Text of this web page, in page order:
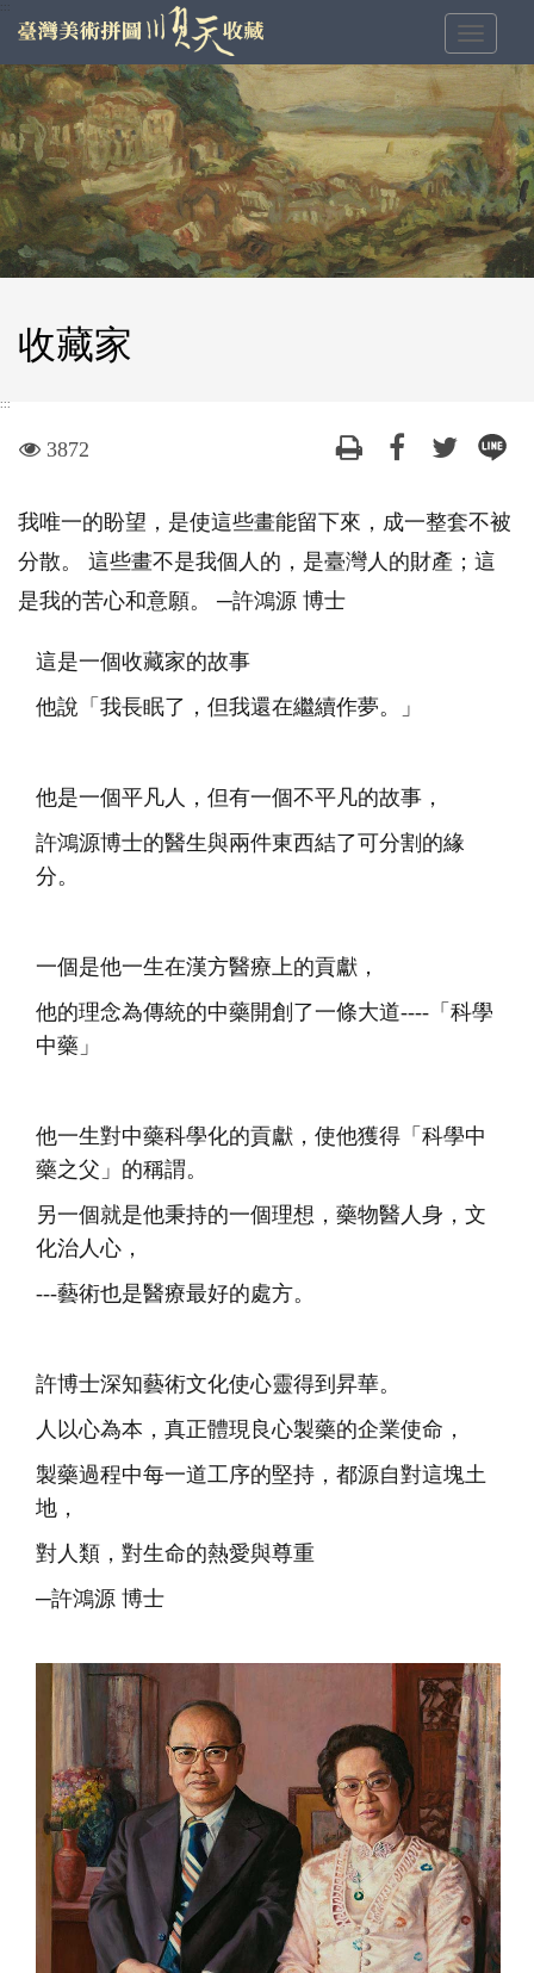
跳
到
主
要
內
容
區
塊
:::
Toggle
:::
收藏家
visit
3872
我唯一的盼望，是使這些畫能留下來，成一整套不被
分散。 這些畫不是我個人的，是臺灣人的財產；這
是我的苦心和意願。 ─許鴻源 博士
這是一個收藏家的故事
他說「我長眠了，但我還在繼續作夢。」
他是一個平凡人，但有一個不平凡的故事，
許鴻源博士的醫生與兩件東西結了可分割的緣
分。
一個是他一生在漢方醫療上的貢獻，
他的理念為傳統的中藥開創了一條大道----「科學
中藥」
他一生對中藥科學化的貢獻，使他獲得「科學中
藥之父」的稱謂。
另一個就是他秉持的一個理想，藥物醫人身，文
化治人心，
---藝術也是醫療最好的處方。
許博士深知藝術文化使心靈得到昇華。
人以心為本，真正體現良心製藥的企業使命，
製藥過程中每一道工序的堅持，都源自對這塊土
地，
對人類，對生命的熱愛與尊重
─許鴻源 博士